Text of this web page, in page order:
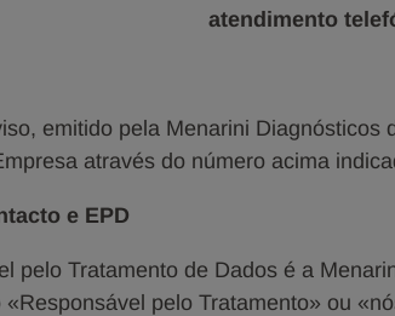
atendimento
emitido pela Menarini Diagnósticos
através do número acima
e EPD
pelo Tratamento de Dados é a
«Responsável pelo Tratamento» ou